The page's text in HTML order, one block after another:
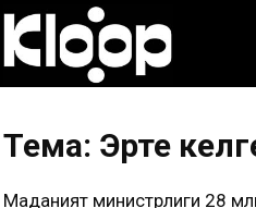
Тема: Эрте
Маданият министрлиги 28